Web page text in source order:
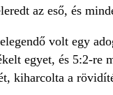
az eső, és
volt egy
egyet, és 5:2-re
kiharcolta a